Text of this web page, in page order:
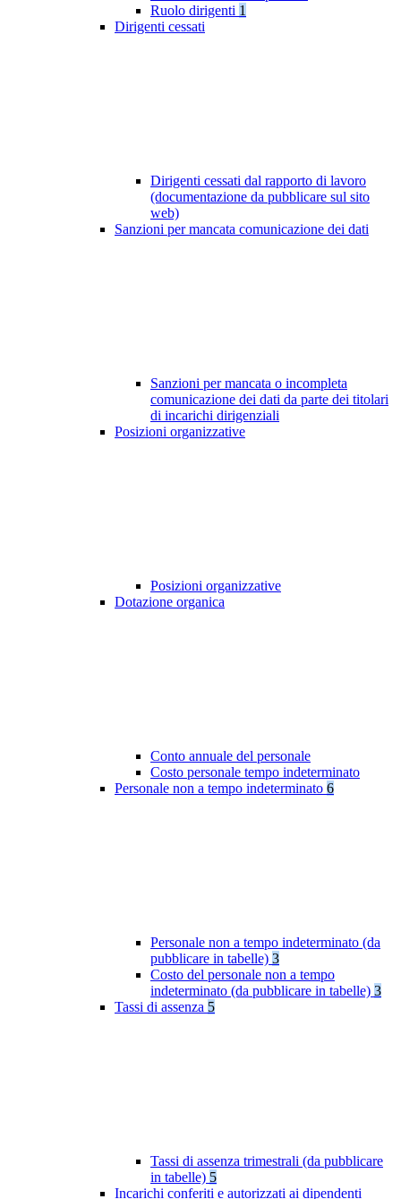
Ruolo dirigenti 1
Dirigenti cessati
Dirigenti cessati dal rapporto di lavoro
(documentazione da pubblicare sul sito
web)
Sanzioni per mancata comunicazione dei dati
Sanzioni per mancata o incompleta
comunicazione dei dati da parte dei titolari
di incarichi dirigenziali
Posizioni organizzative
Posizioni organizzative
Dotazione organica
Conto annuale del personale
Costo personale tempo indeterminato
Personale non a tempo indeterminato 6
Personale non a tempo indeterminato (da
pubblicare in tabelle) 3
Costo del personale non a tempo
indeterminato (da pubblicare in tabelle) 3
Tassi di assenza 5
Tassi di assenza trimestrali (da pubblicare
in tabelle) 5
Incarichi conferiti e autorizzati ai dipendenti